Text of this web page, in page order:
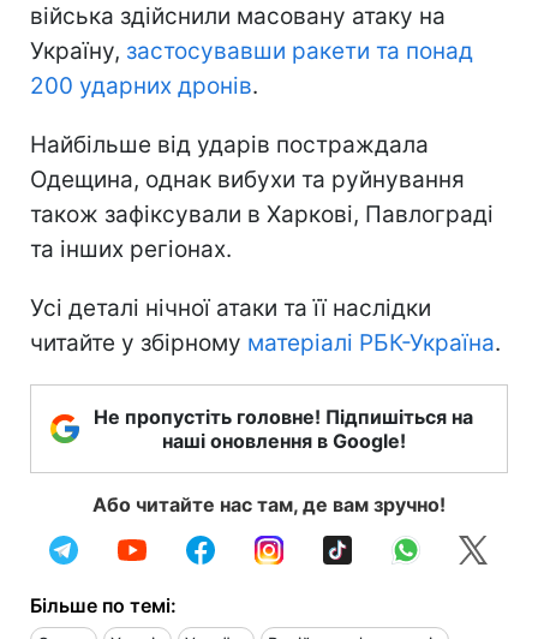
війська здійснили масовану атаку на
Україну, застосувавши ракети та понад
200 ударних дронів.
Найбільше від ударів постраждала
Одещина, однак вибухи та руйнування
також зафіксували в Харкові, Павлограді
та інших регіонах.
Усі деталі нічної атаки та її наслідки
читайте у збірному матеріалі РБК-Україна.
Не пропустіть головне! Підпишіться на
наші оновлення в Google!
Або читайте нас там, де вам зручно!
Більше по темі: